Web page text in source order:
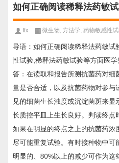
如何正确阅读稀释法药敏
ffx 微生物, 方法学, 药物敏感性
导语：如何正确阅读稀释法药敏
性试验,稀释法药敏试验等方面医学
答：在读取和报告所测抗菌药对
量是否合适，以及抗菌药物对参
见的细菌生长浊度或沉淀菌斑来
长质控平皿上生长良好。判读终点
如果在明显的终点之上的抗菌药
尽可能重复试验。有时接种物中可
明显的、80%以上的减少可作为